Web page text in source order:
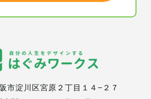
市淀川区宮原２丁目１４−２７